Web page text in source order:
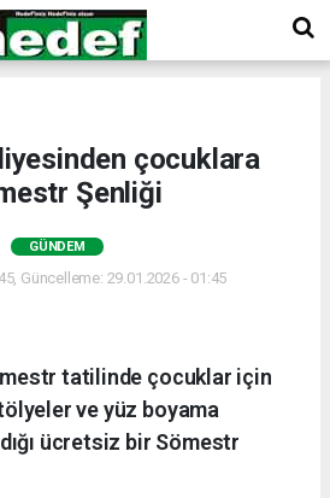
çocuklara
Şenliği
GÜNDEM
Güncelleme: 29.01.2026 - 01:45
tatilinde çocuklar için
ve yüz boyama
ücretsiz bir Sömestr